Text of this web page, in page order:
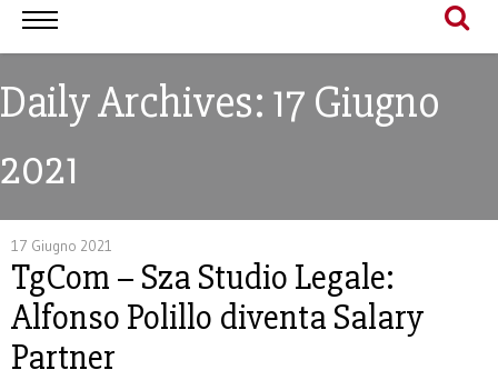
Daily Archives: 17 Giugno
2021
17 Giugno 2021
TgCom – Sza Studio Legale:
Alfonso Polillo diventa Salary
Partner